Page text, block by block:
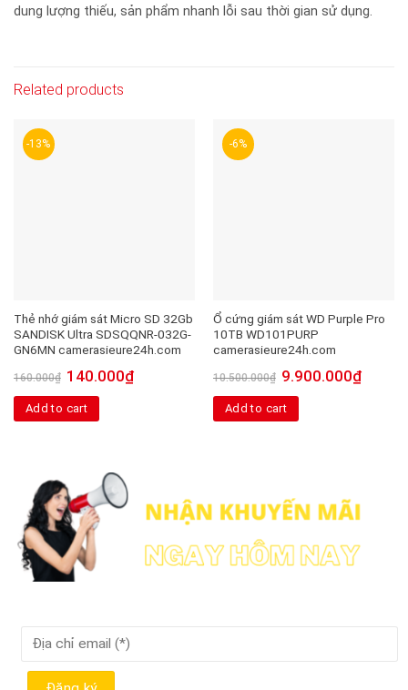
dung lượng thiếu, sản phẩm nhanh lỗi sau thời gian sử dụng.
Related products
-13%
Thẻ nhớ giám sát Micro SD 32Gb
SANDISK Ultra SDSQQNR-032G-
GN6MN camerasieure24h.com
160.000₫ 140.000₫
Add to cart
-6%
Ổ cứng giám sát WD Purple Pro
10TB WD101PURP
camerasieure24h.com
10.500.000₫ 9.900.000₫
Add to cart